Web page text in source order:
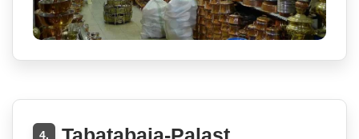
4.